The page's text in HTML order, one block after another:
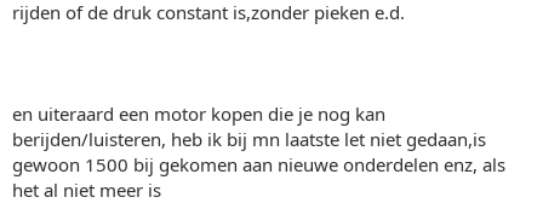
rijden of de druk constant is,zonder pieken e.d.
en uiteraard een motor kopen die je nog kan
berijden/luisteren, heb ik bij mn laatste let niet gedaan,is
gewoon 1500 bij gekomen aan nieuwe onderdelen enz, als
het al niet meer is